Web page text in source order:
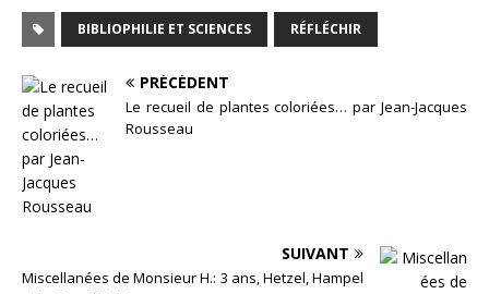
BIBLIOPHILIE ET SCIENCES RÉFLÉCHIR
PRÉCÉDENT
Le recueil de plantes coloriées… par Jean-Jacques
Rousseau
SUIVANT
Miscellanées de Monsieur H.: 3 ans, Hetzel, Hampel